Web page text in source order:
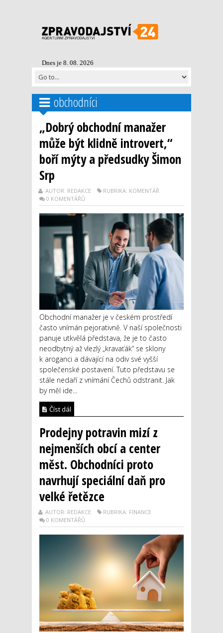
Dnes je 8. 08. 2026
obchodníci
„Dobrý obchodní manažer
může být klidně introvert,“
boří mýty a předsudky Šimon
Srp
AUTOR: REDAKCE
RUBRIKA: KOMENTÁŘ
0 KOMENTÁŘŮ
Obchodní manažer je v českém prostředí
často vnímán pejorativně. V naší společnosti
panuje utkvělá představa, že je to často
neodbytný až vlezlý „kravaťák“ se sklony
k aroganci a dávající na odiv své vyšší
společenské postavení. Tuto představu se
stále nedaří z vnímání Čechů odstranit. Jak
by měl ide...
Číst dál
Prodejny potravin mizí z
nejmenších obcí a center
měst. Obchodníci proto
navrhují speciální daň pro
velké řetězce
AUTOR: REDAKCE
RUBRIKA: FINANCE
0 KOMENTÁŘŮ